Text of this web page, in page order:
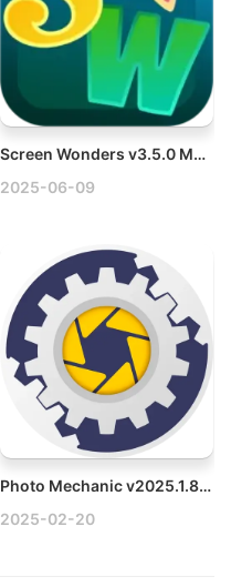
Screen Wonders v3.5.0 Mac动态壁纸软件破解版
2025-06-09
Photo Mechanic v2025.1.8239 Mac图像浏览、管理和编辑工具破解版
2025-02-20